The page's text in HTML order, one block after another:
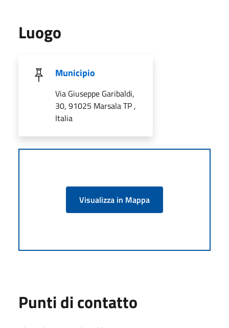
Luogo
Municipio
Via Giuseppe Garibaldi,
30, 91025 Marsala TP ,
Italia
Visualizza in Mappa
Punti di contatto